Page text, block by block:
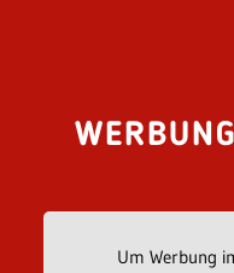
Um Werbung